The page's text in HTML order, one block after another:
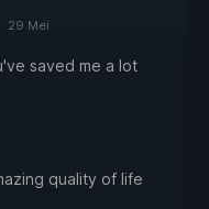
29 Mei
saved me a lot
quality of life